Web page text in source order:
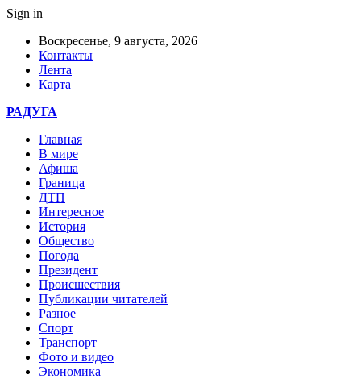
Sign in
Воскресенье, 9 августа, 2026
Контакты
Лента
Карта
РАДУГА
Главная
В мире
Афиша
Граница
ДТП
Интересное
История
Общество
Погода
Президент
Происшествия
Публикации читателей
Разное
Спорт
Транспорт
Фото и видео
Экономика